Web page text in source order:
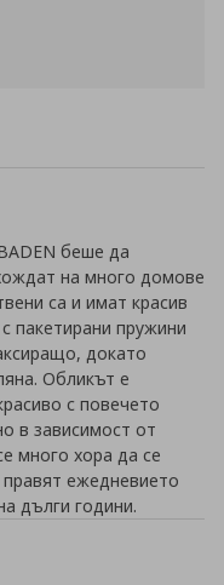
беше да
на много домове
са и имат красив
пакетирани пружини
докато
Обликът е
с повечето
в зависимост от
много хора да се
ежедневието
дълги години.